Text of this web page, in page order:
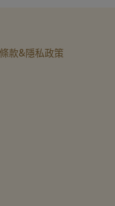
款&隱私政策